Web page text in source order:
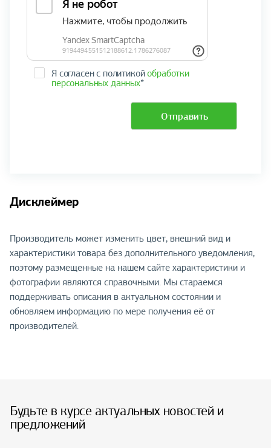
Я согласен с политикойобработки
персональных данных*
Отправить
Дисклеймер
Производитель может изменить цвет, внешний вид и
характеристики товара без дополнительного уведомления,
поэтому размещенные на нашем сайте характеристики и
фотографии являются справочными. Мы стараемся
поддерживать описания в актуальном состоянии и
обновляем информацию по мере получения её от
производителей.
Будьте в курсе актуальных новостей и
предложений